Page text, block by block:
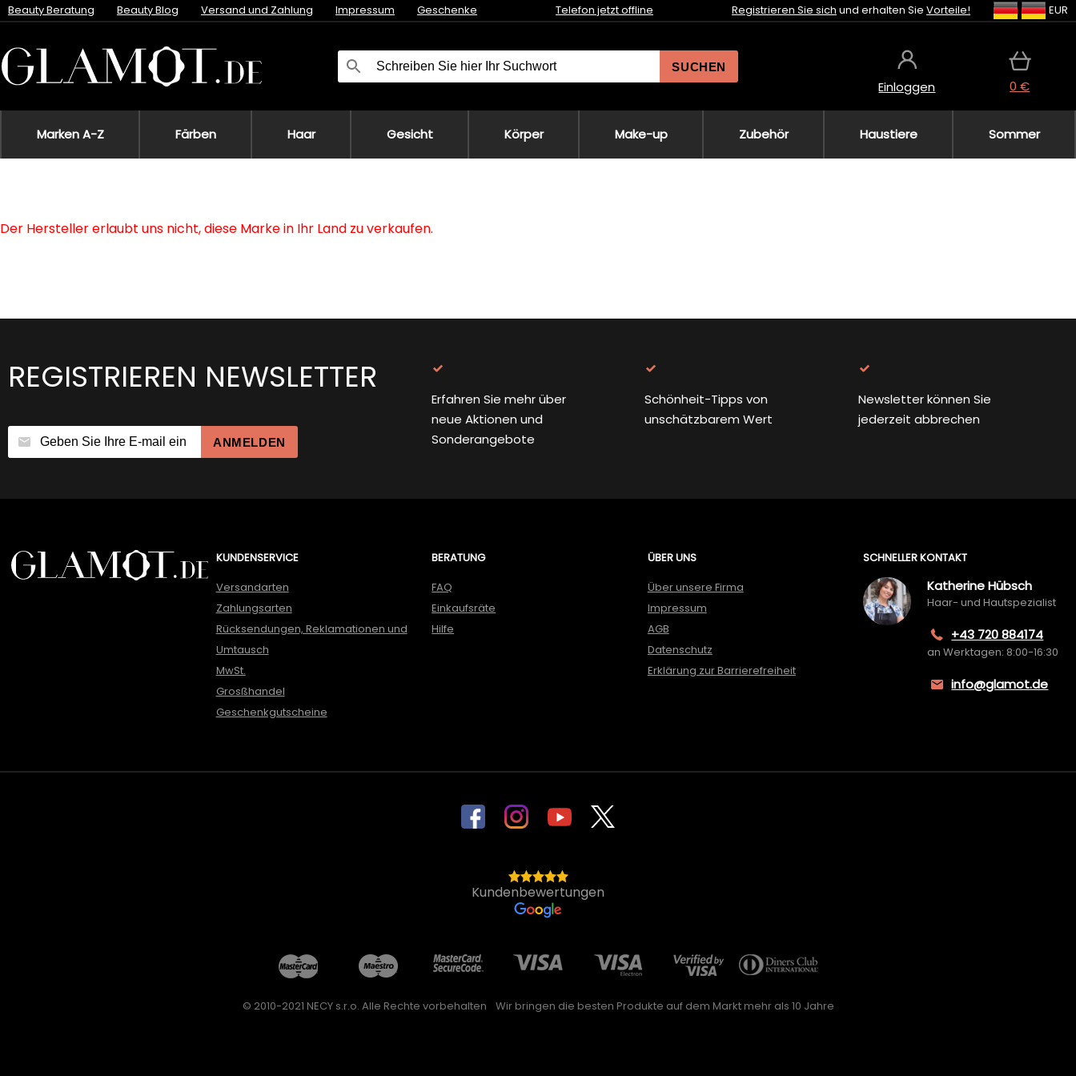
Beauty Beratung Beauty Blog Versand und Zahlung Impressum Geschenke Telefon jetzt offline Registrieren Sie sich und erhalten Sie Vorteile! EUR
SUCHEN
Einloggen 0 €
Marken A-Z Färben Haar Gesicht Körper Make-up Zubehör Haustiere Sommer
Der Hersteller erlaubt uns nicht, diese Marke in Ihr Land zu verkaufen.
REGISTRIEREN NEWSLETTER
ANMELDEN
Erfahren Sie mehr über
neue Aktionen und
Sonderangebote
Schönheit-Tipps von
unschätzbarem Wert
Newsletter können Sie
jederzeit abbrechen
KUNDENSERVICE
Versandarten
Zahlungsarten
Rücksendungen, Reklamationen und
Umtausch
MwSt.
Grosßhandel
Geschenkgutscheine
BERATUNG
FAQ
Einkaufsräte
Hilfe
ÜBER UNS
Über unsere Firma
Impressum
AGB
Datenschutz
Erklärung zur Barrierefreiheit
SCHNELLER KONTAKT
Katherine Hübsch
Haar- und Hautspezialist
+43 720 884174
an Werktagen: 8:00-16:30
info@glamot.de
Kundenbewertungen
© 2010-2021 NECY s.r.o. Alle Rechte vorbehalten Wir bringen die besten Produkte auf dem Markt mehr als 10 Jahre